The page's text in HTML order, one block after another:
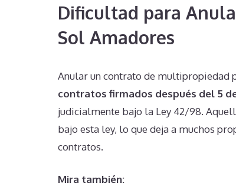
Dificultad para
Sol Amadores
Anular un contrato de multipropiedad
contratos firmados después del 5
judicialmente bajo la Ley 42/98.
bajo esta ley, lo que deja a muchos
contratos.
Mira también: